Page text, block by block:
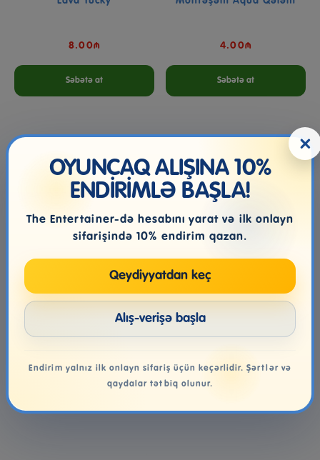
8.00₼
Səbətə at
4.00₼
Səbətə at
Addo Storm Blasters Aqua
Cannon Assorted
AG BARNYARD BINGO
×
OYUNCAQ ALIŞINA 10%
ENDİRİMLƏ BAŞLA!
The Entertainer-də hesabını yarat və ilk onlayn
sifarişində 10% endirim qazan.
Qeydiyyatdan keç
Alış-verişə başla
Endirim yalnız ilk onlayn sifariş üçün keçərlidir. Şərtlər və
qaydalar tətbiq olunur.